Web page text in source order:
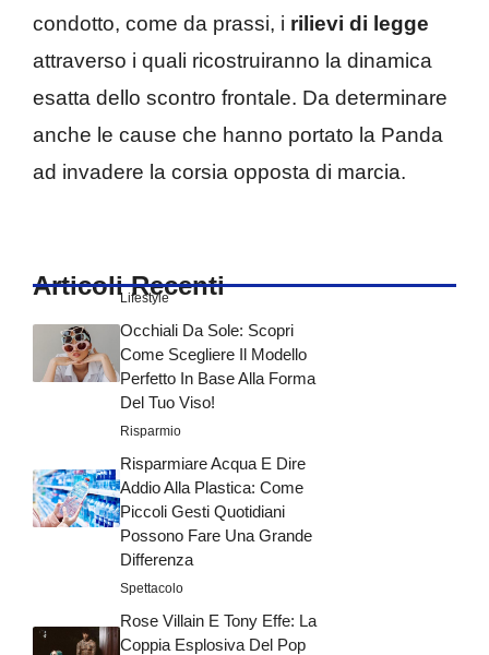
condotto, come da prassi, i rilievi di legge
attraverso i quali ricostruiranno la dinamica
esatta dello scontro frontale. Da determinare
anche le cause che hanno portato la Panda
ad invadere la corsia opposta di marcia.
Articoli Recenti
Lifestyle
Occhiali Da Sole: Scopri
Come Scegliere Il Modello
Perfetto In Base Alla Forma
Del Tuo Viso!
Risparmio
Risparmiare Acqua E Dire
Addio Alla Plastica: Come
Piccoli Gesti Quotidiani
Possono Fare Una Grande
Differenza
Spettacolo
Rose Villain E Tony Effe: La
Coppia Esplosiva Del Pop